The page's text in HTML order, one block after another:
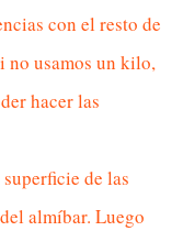
con el resto de
no usamos un kilo,
hacer las
de las
almíbar. Luego